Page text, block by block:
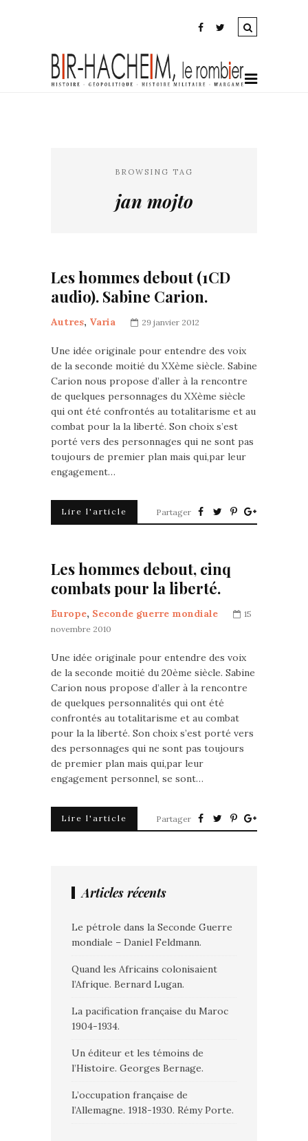
BROWSING TAG
jan mojto
Les hommes debout (1CD
audio). Sabine Carion.
Autres, Varia 29 janvier 2012
Une idée originale pour entendre des voix
de la seconde moitié du XXème siècle. Sabine
Carion nous propose d’aller à la rencontre
de quelques personnages du XXème siècle
qui ont été confrontés au totalitarisme et au
combat pour la la liberté. Son choix s’est
porté vers des personnages qui ne sont pas
toujours de premier plan mais qui,par leur
engagement…
Lire l'article Partager
Les hommes debout, cinq
combats pour la liberté.
Europe, Seconde guerre mondiale
15
novembre 2010
Une idée originale pour entendre des voix
de la seconde moitié du 20ème siècle. Sabine
Carion nous propose d’aller à la rencontre
de quelques personnalités qui ont été
confrontés au totalitarisme et au combat
pour la la liberté. Son choix s’est porté vers
des personnages qui ne sont pas toujours
de premier plan mais qui,par leur
engagement personnel, se sont…
Lire l'article Partager
Articles récents
Le pétrole dans la Seconde Guerre
mondiale – Daniel Feldmann.
Quand les Africains colonisaient
l’Afrique. Bernard Lugan.
La pacification française du Maroc
1904-1934.
Un éditeur et les témoins de
l’Histoire. Georges Bernage.
L’occupation française de
l’Allemagne. 1918-1930. Rémy Porte.